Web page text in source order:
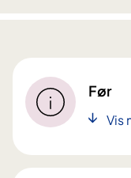
Før
Vis